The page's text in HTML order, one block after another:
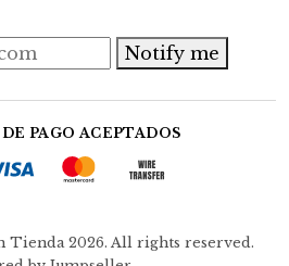
Notify me
PAGO ACEPTADOS
Tienda 2026. All rights reserved.